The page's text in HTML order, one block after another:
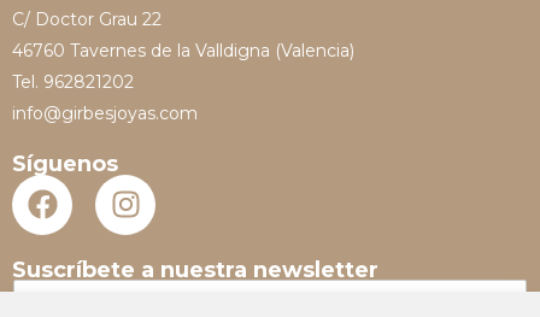
C/ Doctor Grau 22
46760 Tavernes de la Valldigna (Valencia)
Tel. 962821202
info@girbesjoyas.com
Síguenos
Suscríbete a nuestra newsletter
N